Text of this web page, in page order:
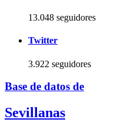
13.048 seguidores
Twitter
3.922 seguidores
Base de datos de
Sevillanas